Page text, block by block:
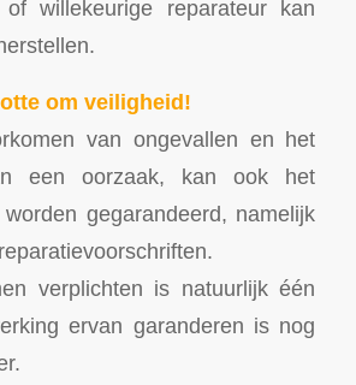
willekeurige reparateur kan
om veiligheid!
van ongevallen en het
een oorzaak, kan ook het
gegarandeerd, namelijk
verplichten is natuurlijk één
ervan garanderen is nog